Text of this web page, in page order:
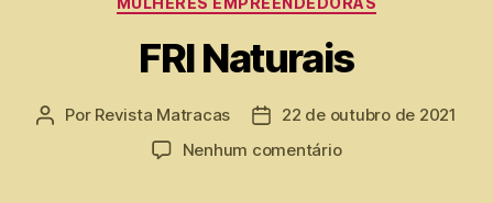
FRI Naturais
Por Revista Matracas
22 de outubro de 2021
Nenhum comentário